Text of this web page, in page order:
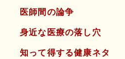
医師間の論争
身近な医療の落し穴
知って得する健康ネタ